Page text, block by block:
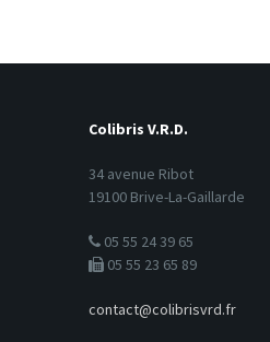
Colibris V.R.D.
34 avenue Ribot
19100 Brive-La-Gaillarde
05 55 24 39 65
05 55 23 65 89
contact@colibrisvrd.fr